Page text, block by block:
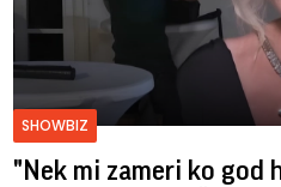
SHOWBIZ
"Nek mi zameri ko god